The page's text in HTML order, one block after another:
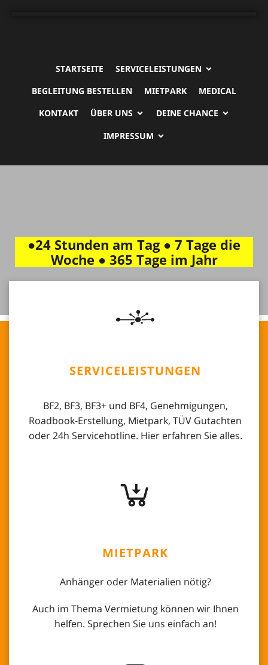
STARTSEITE
SERVICELEISTUNGEN
BEGLEITUNG BESTELLEN
MIETPARK
MEDICAL
KONTAKT
ÜBER UNS
DEINE CHANCE
IMPRESSUM
●24 Stunden am Tag ● 7 Tage die
Woche ● 365 Tage im Jahr
SERVICELEISTUNGEN
BF2, BF3, BF3+ und BF4, Genehmigungen,
Roadbook-Erstellung, Mietpark, TÜV Gutachten
oder 24h Servicehotline. Hier erfahren Sie alles.
MIETPARK
Anhänger oder Materialien nötig?
Auch im Thema Vermietung können wir Ihnen
helfen. Sprechen Sie uns einfach an!